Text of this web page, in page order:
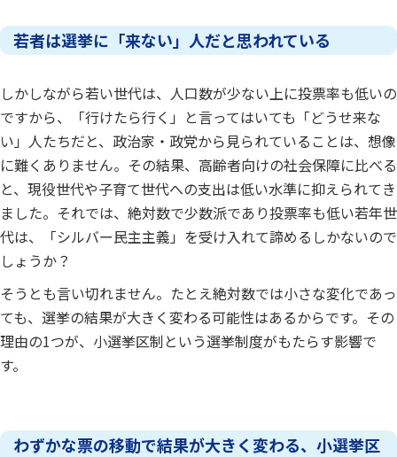
若者は選挙に「来ない」人だと思われている
しかしながら若い世代は、人口数が少ない上に投票率も低いの
ですから、「行けたら行く」と言ってはいても「どうせ来な
い」人たちだと、政治家・政党から見られていることは、想像
に難くありません。その結果、高齢者向けの社会保障に比べる
と、現役世代や子育て世代への支出は低い水準に抑えられてき
ました。それでは、絶対数で少数派であり投票率も低い若年世
代は、「シルバー民主主義」を受け入れて諦めるしかないので
しょうか？
そうとも言い切れません。たとえ絶対数では小さな変化であっ
ても、選挙の結果が大きく変わる可能性はあるからです。その
理由の1つが、小選挙区制という選挙制度がもたらす影響で
す。
わずかな票の移動で結果が大きく変わる、小選挙区